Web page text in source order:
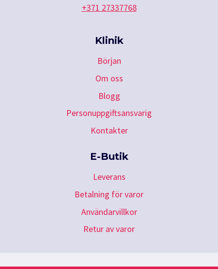
+371 27337768
Klinik
Början
Om oss
Blogg
Personuppgiftsansvarig
Kontakter
E-Butik
Leverans
Betalning för varor
Användarvillkor
Retur av varor